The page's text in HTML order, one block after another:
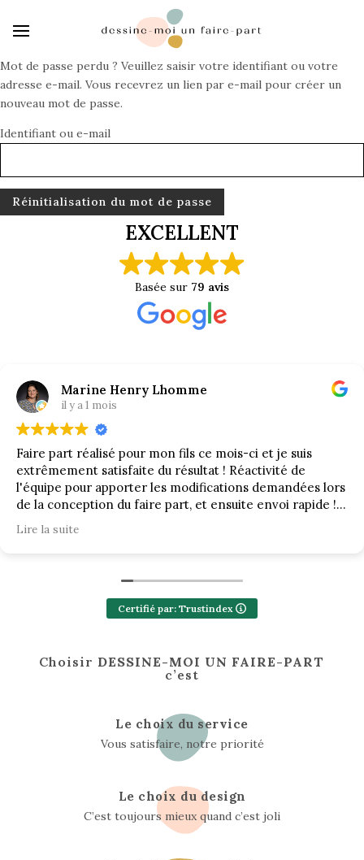
Mot de passe perdu ? Veuillez saisir votre identifiant ou votre
adresse e-mail. Vous recevrez un lien par e-mail pour créer un
nouveau mot de passe.
Identifiant ou e-mail
Réinitialisation du mot de passe
EXCELLENT
Basée sur 79 avis
Marine Henry Lhomme
il y a 1 mois
Faire part réalisé pour mon fils ce mois-ci et je suis
extrêmement satisfaite du résultat ! Réactivité de
l'équipe pour apporter les modifications demandées lors
de la conception du faire part, et ensuite envoi rapide !
Merci !
Lire la suite
Certifié par: Trustindex
Choisir DESSINE-MOI UN FAIRE-PART
c’est
Le choix du service
Vous satisfaire, notre priorité
Le choix du design
C’est toujours mieux quand c’est joli